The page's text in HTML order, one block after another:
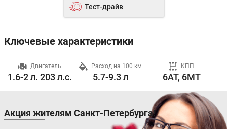
Тест-драйв
Ключевые характеристики
Двигатель
1.6-2 л. 203 л.с.
Расход на 100 км
5.7-9.3 л
КПП
6AT, 6MT
Акция жителям Санкт-Петербурга!